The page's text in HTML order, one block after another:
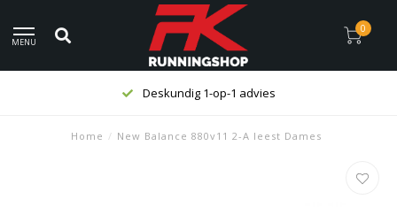
MENU
0
Deskundig 1-op-1 advies
Home / New Balance 880v11 2-A leest Dames